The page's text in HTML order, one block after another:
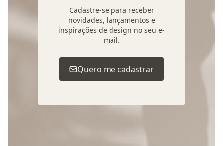
Cadastre-se para receber
novidades, lançamentos e
inspirações de design no seu e-
mail.
Quero me cadastrar